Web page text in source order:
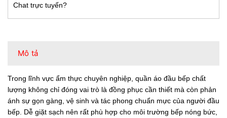
Chat trực tuyến?
Mô tả
Trong lĩnh vực ẩm thực chuyên nghiệp, quần áo đầu bếp chất
lượng không chỉ đóng vai trò là đồng phục cần thiết mà còn phản
ánh sự gọn gàng, vệ sinh và tác phong chuẩn mực của người đầu
bếp. Dễ giặt sạch nên rất phù hợp cho môi trường bếp nóng bức,